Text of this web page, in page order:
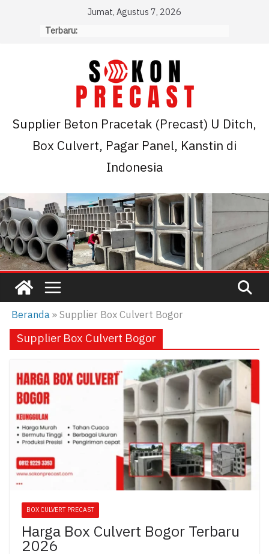
Jumat, Agustus 7, 2026
Terbaru:
Supplier Beton Pracetak (Precast) U Ditch,
Box Culvert, Pagar Panel, Kanstin di
Indonesia
Beranda»Supplier Box Culvert Bogor
Supplier Box Culvert Bogor
BOX CULVERT PRECAST
Harga Box Culvert Bogor Terbaru
2026